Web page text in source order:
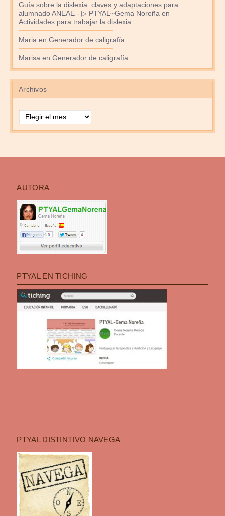
Guía sobre la dislexia: claves y adaptaciones para
alumnado ANEAE - ▷ PTYAL~Gema Noreña en
Actividades para trabajar la dislexia
Maria en Generador de caligrafía
Marisa en Generador de caligrafía
Archivos
AUTORA
PTYAL EN TICHING
PTYAL DISTINTIVO NAVEGA